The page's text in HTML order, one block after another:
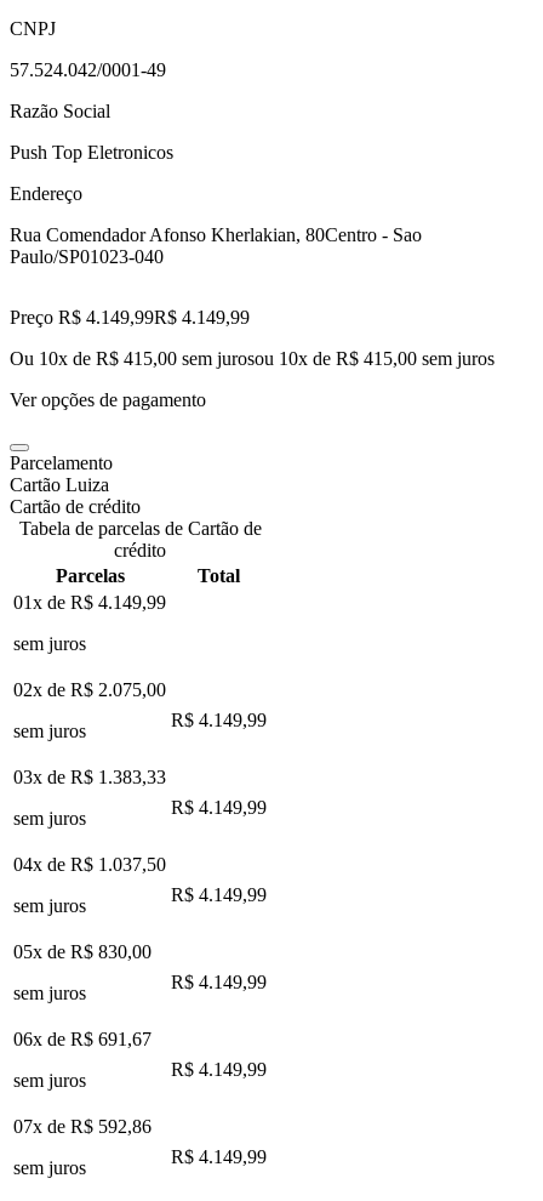
CNPJ
57.524.042/0001-49
Razão Social
Push Top Eletronicos
Endereço
Rua Comendador Afonso Kherlakian, 80Centro - Sao
Paulo/SP01023-040
Preço R$ 4.149,99R$ 4.149,99
Ou 10x de R$ 415,00 sem jurosou 10x de R$ 415,00 sem juros
Ver opções de pagamento
Parcelamento
Cartão Luiza
Cartão de crédito
Tabela de parcelas de Cartão de
crédito
Parcelas
Total
01x de R$ 4.149,99
sem juros
02x de R$ 2.075,00
sem juros
R$ 4.149,99
03x de R$ 1.383,33
sem juros
R$ 4.149,99
04x de R$ 1.037,50
sem juros
R$ 4.149,99
05x de R$ 830,00
sem juros
R$ 4.149,99
06x de R$ 691,67
sem juros
R$ 4.149,99
07x de R$ 592,86
sem juros
R$ 4.149,99